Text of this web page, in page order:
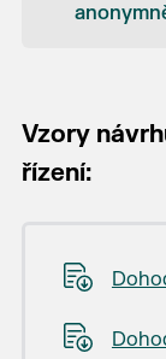
Vzory
řízení: